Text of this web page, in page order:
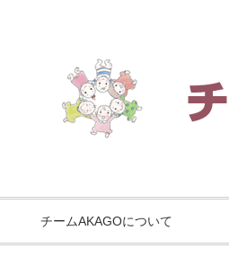
チームAKAGOについて